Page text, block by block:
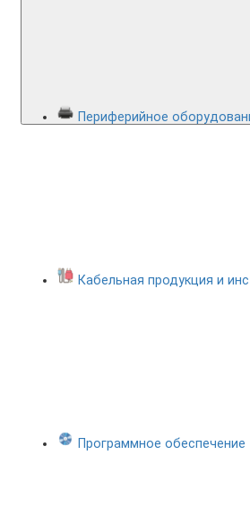
Периферийное
Кабельная продукция и
Программное обеспечение